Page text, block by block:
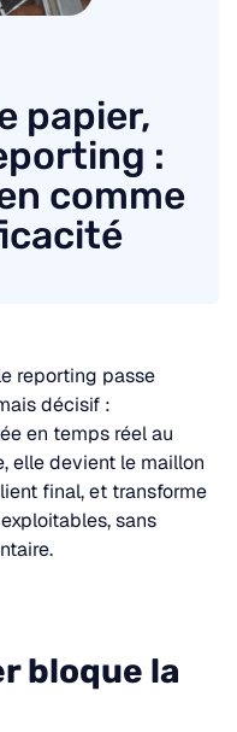
papier,
:
comme
reporting passe
décisif :
en temps réel au
elle devient le maillon
final, et transforme
sans
bloque la